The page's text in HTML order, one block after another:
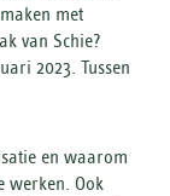
met
van Schie?
2023. Tussen
en waarom
werken. Ook